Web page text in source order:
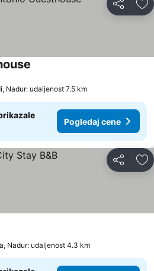
Deli
Nadur: udaljenost 7.5 km
Pogledaj cene
Deli
Nadur: udaljenost 4.3 km